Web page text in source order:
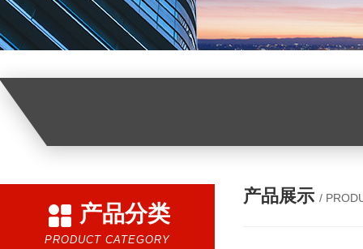
产品分类
PRODUCT CATEGORY
产品展示 /